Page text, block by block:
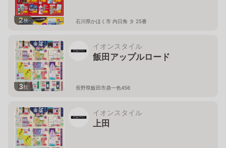
2枚 石川県かほく市 内日角 タ 25番
3枚
イオンスタイル
飯田アップルロード
長野県飯田市鼎一色456
イオンスタイル
上田